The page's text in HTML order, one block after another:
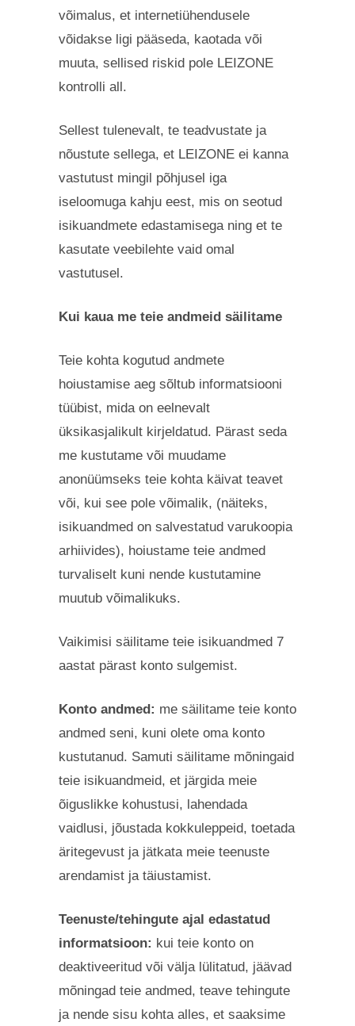
võimalus, et internetiühendusele
võidakse ligi pääseda, kaotada või
muuta, sellised riskid pole LEIZONE
kontrolli all.
Sellest tulenevalt, te teadvustate ja
nõustute sellega, et LEIZONE ei kanna
vastutust mingil põhjusel iga
iseloomuga kahju eest, mis on seotud
isikuandmete edastamisega ning et te
kasutate veebilehte vaid omal
vastutusel.
Kui kaua me teie andmeid säilitame
Teie kohta kogutud andmete
hoiustamise aeg sõltub informatsiooni
tüübist, mida on eelnevalt
üksikasjalikult kirjeldatud. Pärast seda
me kustutame või muudame
anonüümseks teie kohta käivat teavet
või, kui see pole võimalik, (näiteks,
isikuandmed on salvestatud varukoopia
arhiivides), hoiustame teie andmed
turvaliselt kuni nende kustutamine
muutub võimalikuks.
Vaikimisi säilitame teie isikuandmed 7
aastat pärast konto sulgemist.
Konto andmed: me säilitame teie konto
andmed seni, kuni olete oma konto
kustutanud. Samuti säilitame mõningaid
teie isikuandmeid, et järgida meie
õiguslikke kohustusi, lahendada
vaidlusi, jõustada kokkuleppeid, toetada
äritegevust ja jätkata meie teenuste
arendamist ja täiustamist.
Teenuste/tehingute ajal edastatud
informatsioon: kui teie konto on
deaktiveeritud või välja lülitatud, jäävad
mõningad teie andmed, teave tehingute
ja nende sisu kohta alles, et saaksime